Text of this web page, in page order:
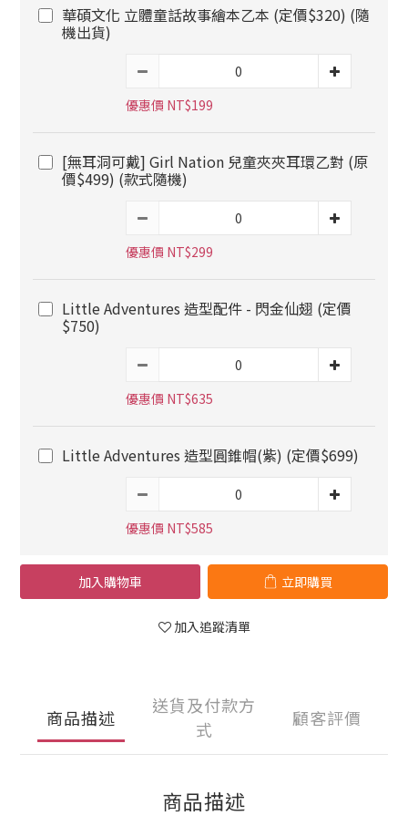
華碩文化 立體童話故事繪本乙本 (定價$320) (隨
機出貨)
優惠價 NT$199
[無耳洞可戴] Girl Nation 兒童夾夾耳環乙對 (原
價$499) (款式隨機)
優惠價 NT$299
Little Adventures 造型配件 - 閃金仙翅 (定價
$750)
優惠價 NT$635
Little Adventures 造型圓錐帽(紫) (定價$699)
優惠價 NT$585
加入購物車 立即購買
加入追蹤清單
商品描述
送貨及付款方
式
顧客評價
商品描述